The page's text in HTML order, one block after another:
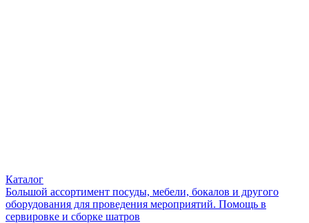
Каталог
Большой ассортимент посуды, мебели, бокалов и другого
оборудования для проведения мероприятий. Помощь в
сервировке и сборке шатров